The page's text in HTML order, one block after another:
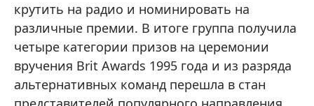
крутить на радио и номинировать на
различные премии. В итоге группа получила
четыре категории призов на церемонии
вручения Brit Awards 1995 года и из разряда
альтернативных команд перешла в стан